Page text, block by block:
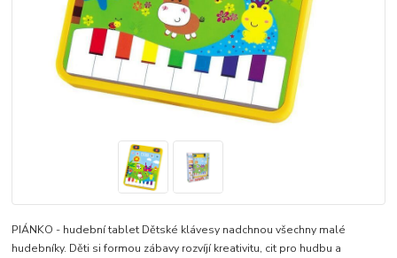
PIÁNKO - hudební tablet Dětské klávesy nadchnou všechny malé
hudebníky. Děti si formou zábavy rozvíjí kreativitu, cit pro hudbu a